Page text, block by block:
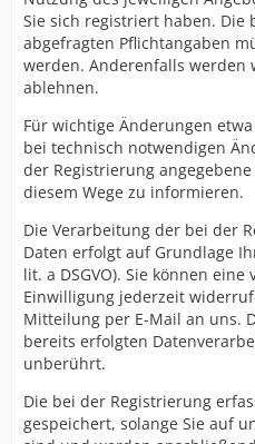
Sie sich registriert haben. Die
abgefragten Pflichtangaben
werden. Anderenfalls werden
ablehnen.
Für wichtige Änderungen
bei technisch notwendigen
der Registrierung
diesem Wege zu informieren.
Die Verarbeitung der bei der
Daten erfolgt auf Grundlage
lit. a DSGVO). Sie können
Einwilligung jederzeit
Mitteilung per E-Mail an uns.
bereits erfolgten
unberührt.
Die bei der Registrierung
gespeichert, solange Sie auf